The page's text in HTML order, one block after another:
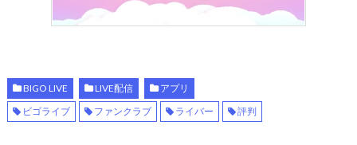
BIGO LIVE LIVE配信
アプリ
ビゴライブ
ファンクラブ ライバー 評判